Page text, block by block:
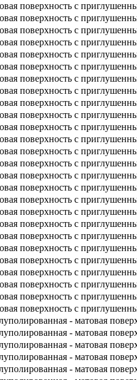
поверхность с
поверхность с
поверхность с
поверхность с
поверхность с
поверхность с
поверхность с
поверхность с
поверхность с
поверхность с
поверхность с
поверхность с
поверхность с
поверхность с
поверхность с
поверхность с
поверхность с
поверхность с
поверхность с
поверхность с
поверхность с
поверхность с
поверхность с
поверхность с
поверхность с
поверхность с
- матовая
- матовая
- матовая
- матовая
- матовая